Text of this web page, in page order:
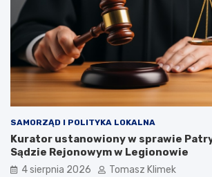
SAMORZĄD I POLITYKA LOKALNA
Kurator ustanowiony w sprawie
Sądzie Rejonowym w Legionowie
4 sierpnia 2026 Tomasz Klimek